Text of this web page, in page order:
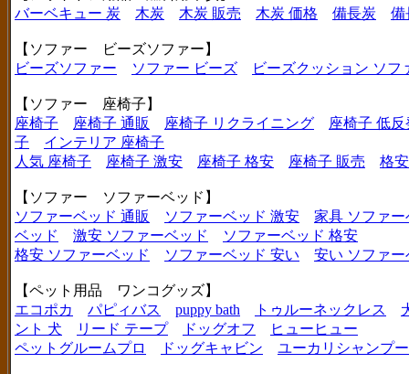
バーベキュー 炭
木炭 木炭 販売 木炭 価格 備長炭 備
【ソファー ビーズソファー】
ビーズソファー
ソファー ビーズ ビーズクッション ソフ
【ソファー 座椅子】
座椅子
座椅子 通販 座椅子 リクライニング
座椅子 低反
子
インテリア 座椅子
人気 座椅子
座椅子 激安 座椅子 格安 座椅子 販売 格
【ソファー ソファーベッド】
ソファーベッド 通販
ソファーベッド 激安
家具 ソファー
ベッド
激安 ソファーベッド
ソファーベッド 格安
格安 ソファーベッド
ソファーベッド 安い 安い ソファー
【ペット用品 ワンコグッズ】
エコポカ
パピィバス puppy bath トゥルーネックレス
ント 犬
リード テープ ドッグオフ
ヒューヒュー
ペットグルームプロ
ドッグキャビン ユーカリシャンプー